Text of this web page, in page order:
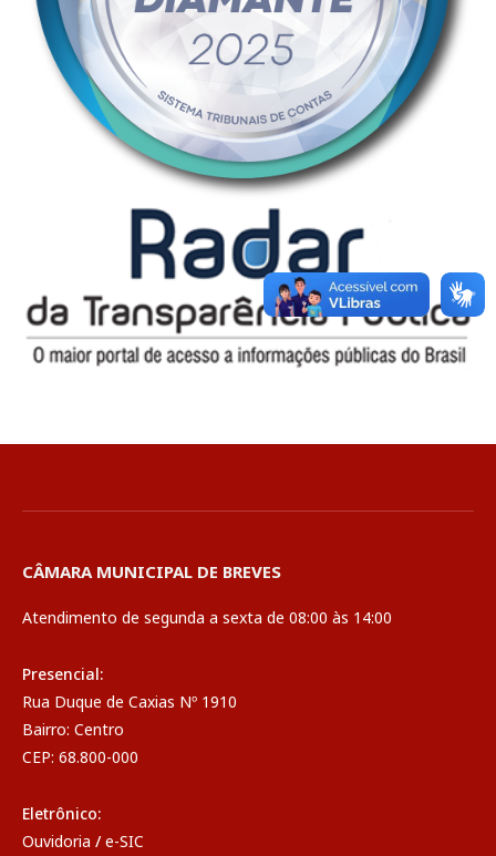
CÂMARA MUNICIPAL DE BREVES
Atendimento de segunda a sexta de 08:00 às 14:00
Presencial:
Rua Duque de Caxias Nº 1910
Bairro: Centro
CEP: 68.800-000
Eletrônico:
Ouvidoria / e-SIC